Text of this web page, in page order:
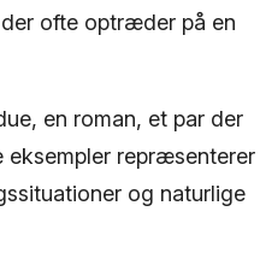
ofte optræder på en
en roman, et par der
eksempler repræsenterer
og naturlige